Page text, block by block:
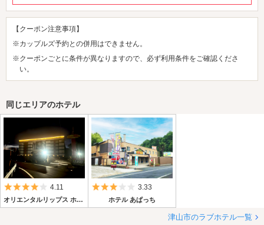
【クーポン注意事項】
※カップルズ予約との併用はできません。
※クーポンごとに条件が異なりますので、必ず利用条件をご確認くださ
い。
同じエリアのホテル
5つ星のうち4
4.11
オリエンタルリップス ホテル サンローラン
5つ星のうち3
3.33
ホテル あぱっち
津山市のラブホテル一覧